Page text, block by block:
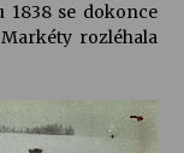
1838 se dokonce
rozléhala